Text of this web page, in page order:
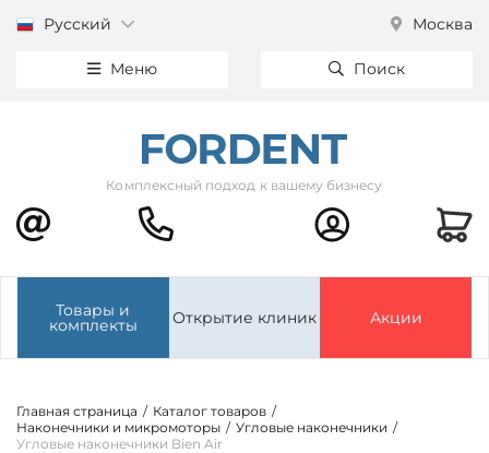
Русский Москва
Меню Поиск
Комплексный подход к вашему бизнесу
Товары и
комплекты Открытие клиник Акции
Главная страница / Каталог товаров /
Наконечники и микромоторы / Угловые наконечники /
Угловые наконечники Bien Air